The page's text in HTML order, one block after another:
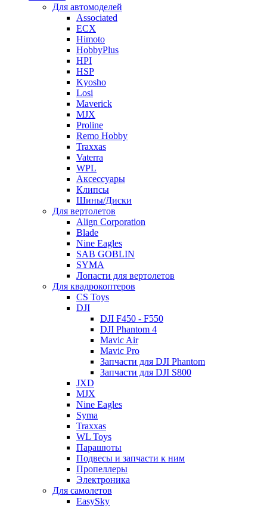
Для автомоделей
Associated
ECX
Himoto
HobbyPlus
HPI
HSP
Kyosho
Losi
Maverick
MJX
Proline
Remo Hobby
Traxxas
Vaterra
WPL
Аксессуары
Клипсы
Шины/Диски
Для вертолетов
Align Corporation
Blade
Nine Eagles
SAB GOBLIN
SYMA
Лопасти для вертолетов
Для квадрокоптеров
CS Toys
DJI
DJI F450 - F550
DJI Phantom 4
Mavic Air
Mavic Pro
Запчасти для DJI Phantom
Запчасти для DJI S800
JXD
MJX
Nine Eagles
Syma
Traxxas
WL Toys
Парашюты
Подвесы и запчасти к ним
Пропеллеры
Электроника
Для самолетов
EasySky